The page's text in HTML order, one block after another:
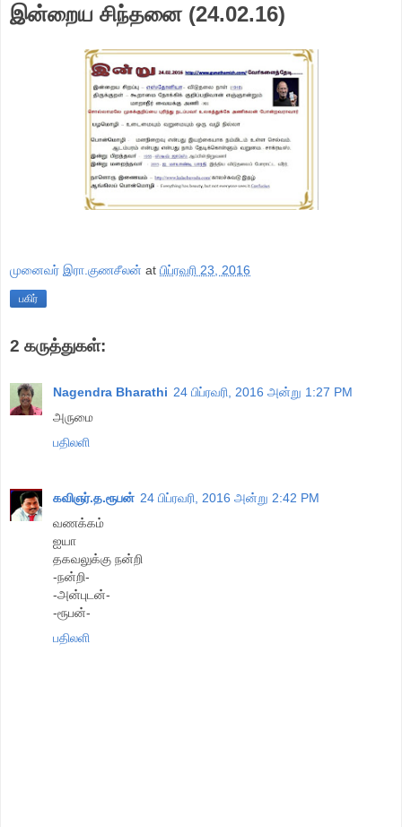
இன்றைய சிந்தனை (24.02.16)
முனைவர் இரா.குணசீலன் at பிப்ரவரி 23, 2016
பகிர்
2 கருத்துகள்:
Nagendra Bharathi 24 பிப்ரவரி, 2016 அன்று 1:27 PM
அருமை
பதிலளி
கவிஞர்.த.ரூபன் 24 பிப்ரவரி, 2016 அன்று 2:42 PM
வணக்கம்
ஐயா
தகவலுக்கு நன்றி
-நன்றி-
-அன்புடன்-
-ரூபன்-
பதிலளி